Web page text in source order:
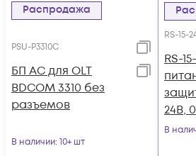
Распродажа
PSU-P3310C
БП АС для OLT
BDCOM 3310 без
разъемов
В наличии: 10+ шт
RS-15-
RS-
24В,
В